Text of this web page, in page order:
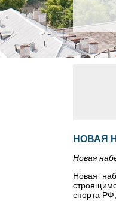
НОВАЯ
Новая
Новая
спорта